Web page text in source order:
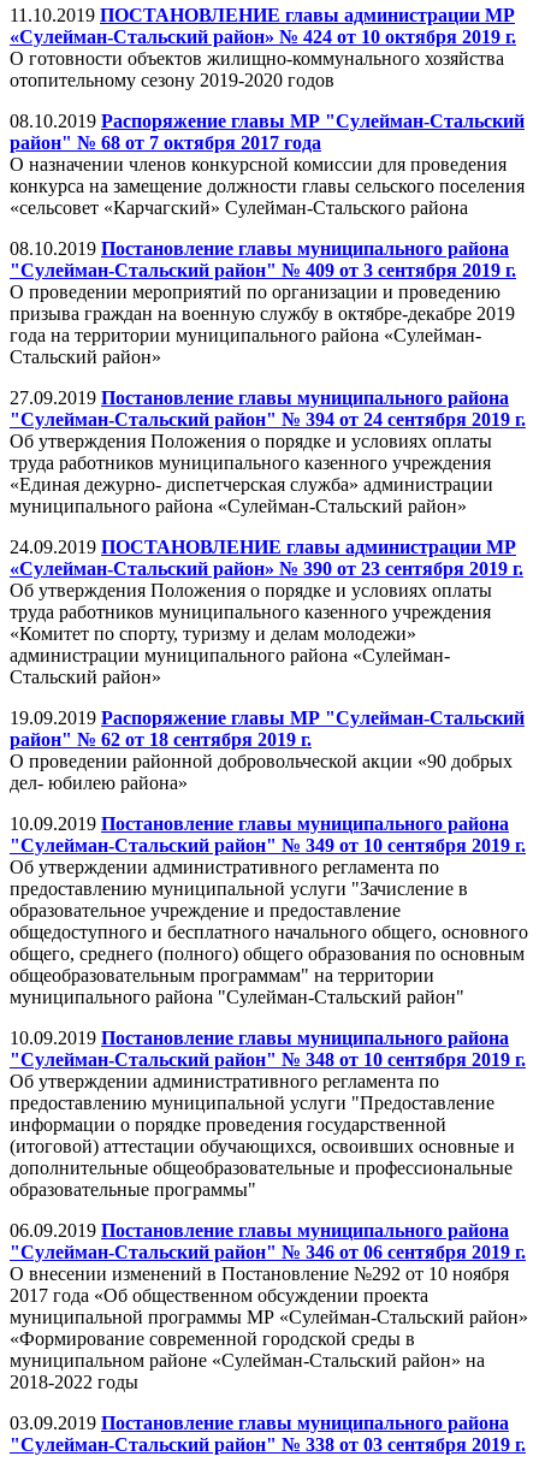
11.10.2019 ПОСТАНОВЛЕНИЕ главы администрации МР
«Сулейман-Стальский район» № 424 от 10 октября 2019 г.
О готовности объектов жилищно-коммунального хозяйства
отопительному сезону 2019-2020 годов
08.10.2019 Распоряжение главы МР "Сулейман-Стальский
район" № 68 от 7 октября 2017 года
О назначении членов конкурсной комиссии для проведения
конкурса на замещение должности главы сельского поселения
«сельсовет «Карчагский» Сулейман-Стальского района
08.10.2019 Постановление главы муниципального района
"Сулейман-Стальский район" № 409 от 3 сентября 2019 г.
О проведении мероприятий по организации и проведению
призыва граждан на военную службу в октябре-декабре 2019
года на территории муниципального района «Сулейман-
Стальский район»
27.09.2019 Постановление главы муниципального района
"Сулейман-Стальский район" № 394 от 24 сентября 2019 г.
Об утверждения Положения о порядке и условиях оплаты
труда работников муниципального казенного учреждения
«Единая дежурно- диспетчерская служба» администрации
муниципального района «Сулейман-Стальский район»
24.09.2019 ПОСТАНОВЛЕНИЕ главы администрации МР
«Сулейман-Стальский район» № 390 от 23 сентября 2019 г.
Об утверждения Положения о порядке и условиях оплаты
труда работников муниципального казенного учреждения
«Комитет по спорту, туризму и делам молодежи»
администрации муниципального района «Сулейман-
Стальский район»
19.09.2019 Распоряжение главы МР "Сулейман-Стальский
район" № 62 от 18 сентября 2019 г.
О проведении районной добровольческой акции «90 добрых
дел- юбилею района»
10.09.2019 Постановление главы муниципального района
"Сулейман-Стальский район" № 349 от 10 сентября 2019 г.
Об утверждении административного регламента по
предоставлению муниципальной услуги "Зачисление в
образовательное учреждение и предоставление
общедоступного и бесплатного начального общего, основного
общего, среднего (полного) общего образования по основным
общеобразовательным программам" на территории
муниципального района "Сулейман-Стальский район"
10.09.2019 Постановление главы муниципального района
"Сулейман-Стальский район" № 348 от 10 сентября 2019 г.
Об утверждении административного регламента по
предоставлению муниципальной услуги "Предоставление
информации о порядке проведения государственной
(итоговой) аттестации обучающихся, освоивших основные и
дополнительные общеобразовательные и профессиональные
образовательные программы"
06.09.2019 Постановление главы муниципального района
"Сулейман-Стальский район" № 346 от 06 сентября 2019 г.
О внесении изменений в Постановление №292 от 10 ноября
2017 года «Об общественном обсуждении проекта
муниципальной программы МР «Сулейман-Стальский район»
«Формирование современной городской среды в
муниципальном районе «Сулейман-Стальский район» на
2018-2022 годы
03.09.2019 Постановление главы муниципального района
"Сулейман-Стальский район" № 338 от 03 сентября 2019 г.